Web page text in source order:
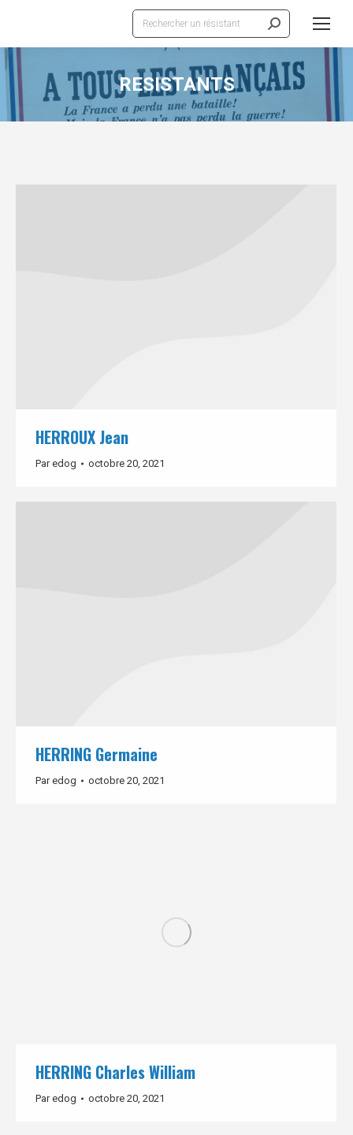
Recherche
:
RESISTANTS
HERROUX Jean
Paredog octobre 20, 2021
HERRING Germaine
Paredog octobre 20, 2021
HERRING Charles William
Paredog octobre 20, 2021